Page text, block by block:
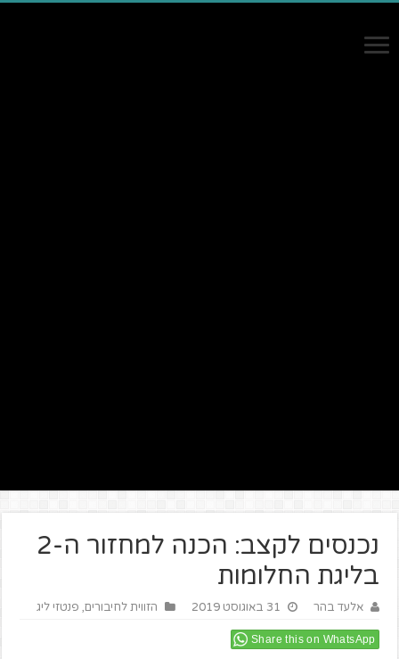
נכנסים לקצב: הכנה למחזור ה-2
בליגת החלומות
אלעד בהר 31 באוגוסט 2019 הזווית לחיבורים, פנטזי ליג
Share this on WhatsApp